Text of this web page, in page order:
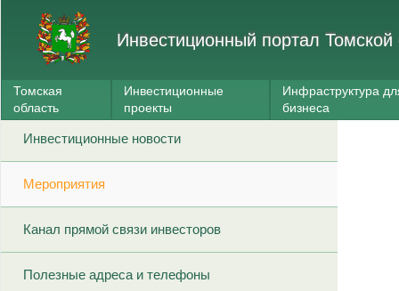
Инвестиционный портал Томской
Томская
область
Инвестиционные
проекты
Инфраструктура
бизнеса
Инвестиционные новости
Мероприятия
Канал прямой связи инвесторов
Полезные адреса и телефоны